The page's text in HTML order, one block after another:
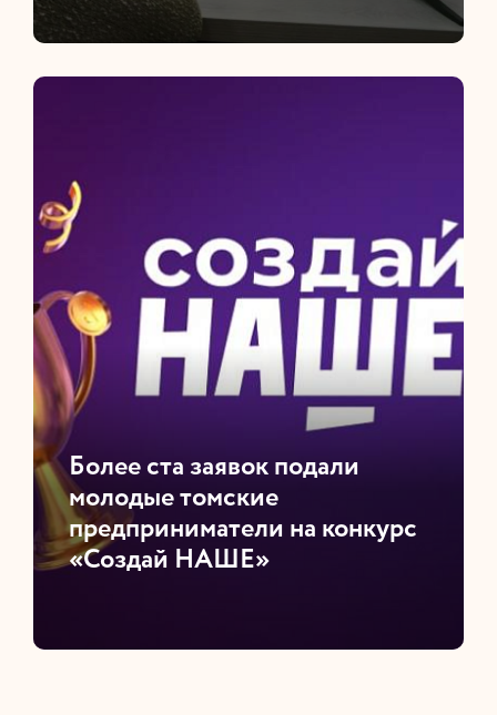
​Более ста заявок подали
молодые томские
предприниматели на конкурс
«Создай НАШЕ»